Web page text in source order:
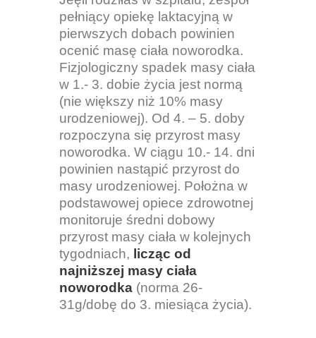
pełniący opiekę laktacyjną w
pierwszych dobach powinien
ocenić masę ciała noworodka.
Fizjologiczny spadek masy ciała
w 1.- 3. dobie życia jest normą
(nie większy niż 10% masy
urodzeniowej). Od 4. – 5. doby
rozpoczyna się przyrost masy
noworodka. W ciągu 10.- 14. dni
powinien nastąpić przyrost do
masy urodzeniowej. Położna w
podstawowej opiece zdrowotnej
monitoruje średni dobowy
przyrost masy ciała w kolejnych
tygodniach, licząc od
najniższej masy ciała
noworodka (norma 26-
31g/dobę do 3. miesiąca życia).